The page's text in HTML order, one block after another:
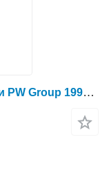
Подовжувач пружин скатної дошки PW Group 1994858C1 для зерноуборочного комбайна Case IH 2388